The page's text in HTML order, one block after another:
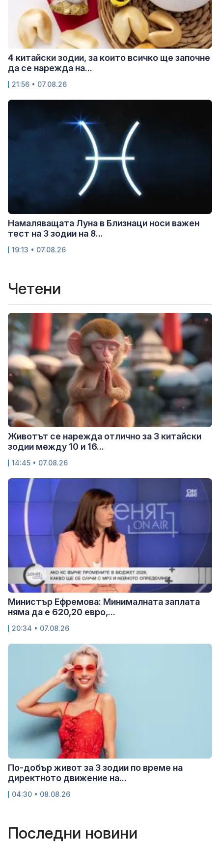
4 китайски зодии, за които всичко ще започне
да се нарежда на...
21:56 • 07.08.26
Намаляващата Луна в Близнаци носи важен
тест на 3 зодии на 8...
19:13 • 07.08.26
Четени
Животът се нарежда отлично за 3 китайски
зодии между 10 и 16...
14:45 • 07.08.26
Министър Ефремова: Минималната заплата
няма да е 620,20 евро,...
20:34 • 07.08.26
По-добър живот за 3 зодии по време на
директното движение на...
04:30 • 08.08.26
Последни новини